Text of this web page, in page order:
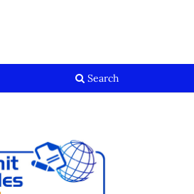
Search